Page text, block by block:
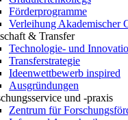
Förderprogramme
Verleihung Akademischer
& Transfer
Technologie- und
Transferstrategie
Ideenwettbewerb inspired
Ausgründungen
und -praxis
Zentrum für